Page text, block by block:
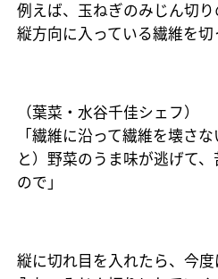
例えば、玉ねぎのみじん切
縦方向に入っている繊維を切
（葉菜・水谷千佳シェフ）
「繊維に沿って繊維を壊さ
と）野菜のうま味が逃げて
ので」
縦に切れ目を入れたら、今